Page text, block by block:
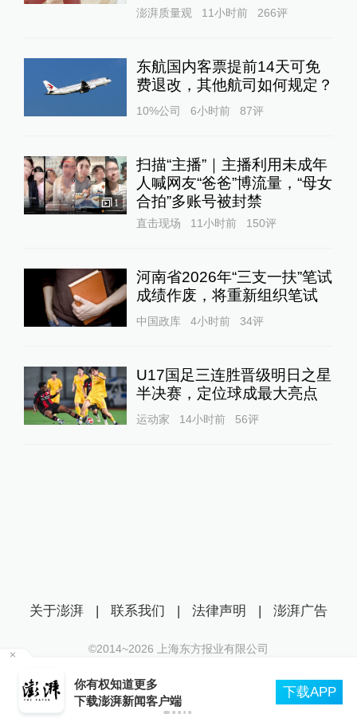
澎湃质量观 11小时前 266评
东航国内客票提前14天可免
费退改，其他航司如何规定？
10%公司 6小时前 87评
1
扫描“主播”｜主播利用未成年
人喊网友“爸爸”博流量，“母女
合拍”多账号被封禁
直击现场 11小时前 150评
河南省2026年“三支一扶”笔试
成绩作废，将重新组织笔试
中国政库 4小时前 34评
U17国足三连胜晋级明日之星
半决赛，定位球成最大亮点
运动家 14小时前 56评
你有权知道更多
下载澎湃新闻客户端
下载APP
关于澎湃 | 联系我们 | 法律声明 | 澎湃广告
©2014~2026 上海东方报业有限公司
互联网新闻信息服务许可证：31120170006
沪公网安备 31010602000299号